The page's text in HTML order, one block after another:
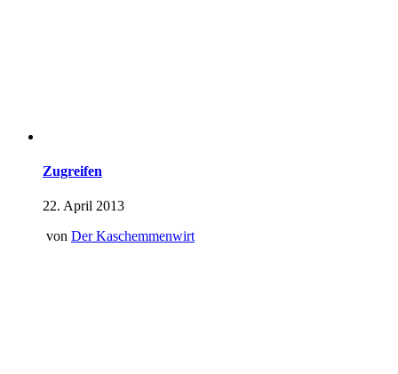
Zugreifen
22. April 2013
von Der Kaschemmenwirt